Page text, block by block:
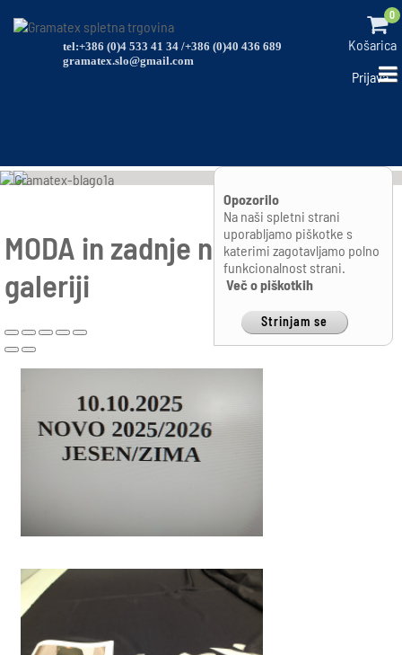
Opozorilo
Na naši spletni strani
uporabljamo piškotke s
katerimi zagotavljamo polno
funkcionalnost strani.
Več o piškotkih
Strinjam se
tel:+386 (0)4 533 41 34 /+386 (0)40 436 689
gramatex.slo@gmail.com
Košarica
0
Prijava
MODA in zadnje novosti v
galeriji